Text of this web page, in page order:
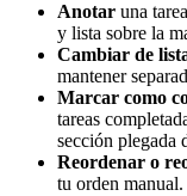
Anotar una
y lista sobre la
Cambiar de
mantener
Marcar como
tareas
sección plegada
Reordenar o
tu orden manual.